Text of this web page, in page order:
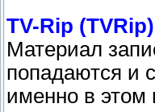
TV-Rip (TVRip)
Материал
попадаются и
именно в этом